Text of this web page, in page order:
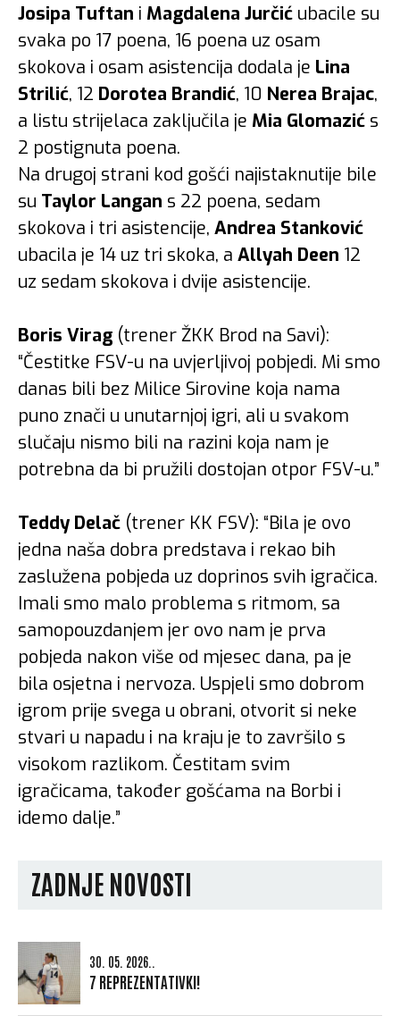
Josipa Tuftan i Magdalena Jurčić ubacile su
svaka po 17 poena, 16 poena uz osam
skokova i osam asistencija dodala je Lina
Strilić, 12 Dorotea Brandić, 10 Nerea Brajac,
a listu strijelaca zaključila je Mia Glomazić s
2 postignuta poena.
Na drugoj strani kod gošći najistaknutije bile
su Taylor Langan s 22 poena, sedam
skokova i tri asistencije, Andrea Stanković
ubacila je 14 uz tri skoka, a Allyah Deen 12
uz sedam skokova i dvije asistencije.
Boris Virag (trener ŽKK Brod na Savi):
“Čestitke FSV-u na uvjerljivoj pobjedi. Mi smo
danas bili bez Milice Sirovine koja nama
puno znači u unutarnjoj igri, ali u svakom
slučaju nismo bili na razini koja nam je
potrebna da bi pružili dostojan otpor FSV-u.”
Teddy Delač (trener KK FSV): “Bila je ovo
jedna naša dobra predstava i rekao bih
zaslužena pobjeda uz doprinos svih igračica.
Imali smo malo problema s ritmom, sa
samopouzdanjem jer ovo nam je prva
pobjeda nakon više od mjesec dana, pa je
bila osjetna i nervoza. Uspjeli smo dobrom
igrom prije svega u obrani, otvorit si neke
stvari u napadu i na kraju je to završilo s
visokom razlikom. Čestitam svim
igračicama, također gošćama na Borbi i
idemo dalje.”
ZADNJE NOVOSTI
30. 05. 2026..
7 REPREZENTATIVKI!